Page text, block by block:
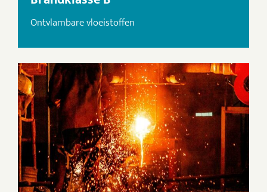
Ontvlambare vloeistoffen